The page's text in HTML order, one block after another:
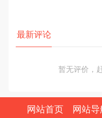
最新评论
暂无评价，
网站首页 网站